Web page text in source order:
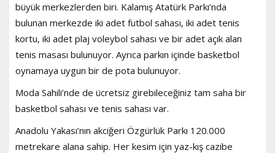
büyük merkezlerden biri. Kalamış Atatürk Parkı’nda
bulunan merkezde iki adet futbol sahası, iki adet tenis
kortu, iki adet plaj voleybol sahası ve bir adet açık alan
tenis masası bulunuyor. Ayrıca parkın içinde basketbol
oynamaya uygun bir de pota bulunuyor.
Moda Sahili’nde de ücretsiz girebileceğiniz tam saha bir
basketbol sahası ve tenis sahası var.
Anadolu Yakası’nın akciğeri Özgürlük Parkı 120.000
metrekare alana sahip. Her kesim için yaz-kış cazibe